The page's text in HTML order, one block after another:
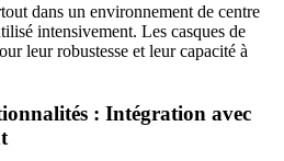
dans un environnement de centre
intensivement. Les casques de
leur robustesse et leur capacité à
: Intégration avec